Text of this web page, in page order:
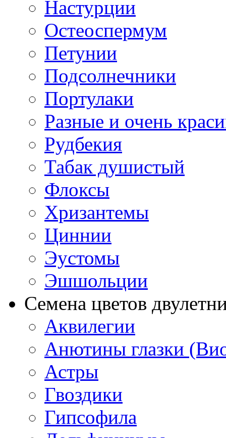
Настурции
Остеоспермум
Петунии
Подсолнечники
Портулаки
Разные и очень
Рудбекия
Табак душистый
Флоксы
Хризантемы
Циннии
Эустомы
Эшшольции
Семена цветов
Аквилегии
Анютины глазки
Астры
Гвоздики
Гипсофила